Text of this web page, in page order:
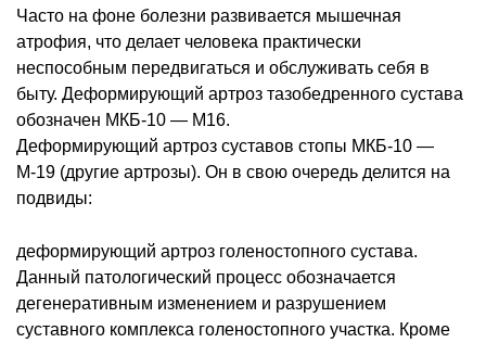
Часто на фоне болезни развивается мышечная
атрофия, что делает человека практически
неспособным передвигаться и обслуживать себя в
быту. Деформирующий артроз тазобедренного сустава
обозначен МКБ-10 — М16.
Деформирующий артроз суставов стопы МКБ-10 —
М-19 (другие артрозы). Он в свою очередь делится на
подвиды:
деформирующий артроз голеностопного сустава.
Данный патологический процесс обозначается
дегенеративным изменением и разрушением
суставного комплекса голеностопного участка. Кроме